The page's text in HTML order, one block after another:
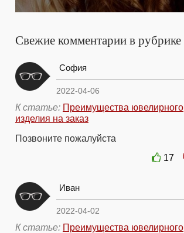
Свежие комментарии в рубрике
София
2022-04-06
К статье: Преимущества ювелирного
изделия на заказ
Позвоните пожалуйста
17
Иван
2022-04-02
К статье: Преимущества ювелирного